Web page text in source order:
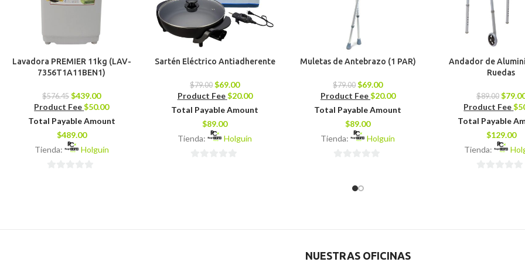
Lavadora PREMIER 11kg (LAV-
7356T1A11BEN1)
$576.45 $439.00
Product Fee$50.00
Total Payable Amount
$489.00
Tienda:
Holguín
Sartén Eléctrico Antiadherente
$79.00 $69.00
Product Fee $20.00
Total Payable Amount
$89.00
Tienda:
Holguín
Muletas de Antebrazo (1 PAR)
$79.00 $69.00
Product Fee$20.00
Total Payable Amount
$89.00
Tienda:
Holguín
Andador de
Ruedas
$89.00 $
Product Fee$
Total Payable
$129.00
Tienda:
NUESTRAS OFICINAS